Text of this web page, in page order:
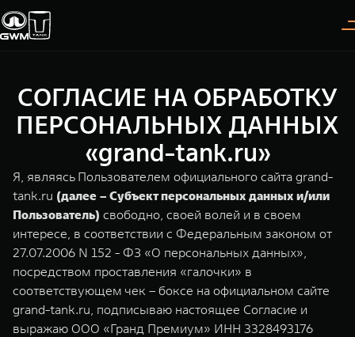
Модели
TANK 300
Следуй за открытиями
от 3 999 000 ₽
TANK 400
За пределы возможного
от 5 599 000 ₽
Покупателям
ВЫБОР АВТОМОБИЛЯ
Спецпредложения
Конфигуратор
Тест-драйв
Зарядные станции
ПОКУПКА АВТОМОБИЛЯ
Владельцам
ГАРАНТИЯ И ПОДДЕРЖКА
Гарантия
Помощь на дороге
Калькулятор ТО
Нулевое ТО
О дилере
ИНФОРМАЦИЯ
О нас
35 лет GWM
GWM ТЕХ ДЕНЬ
Новости
СОГЛАСИЕ НА ОБРАБОТКУ
ПЕРСОНАЛЬНЫХ ДАННЫХ
«grand-tank.ru»
Я, являясь Пользователем официального сайта grand-
tank.ru (далее – Субъект персональных данных и/или
Пользователь) свободно, своей волей и в своем
интересе, в соответствии с Федеральным законом от
27.07.2006 N 152 - ФЗ «О персональных данных»,
посредством проставления «галочки» в
соответствующем чек – боксе на официальном сайте
grand-tank.ru, подписываю настоящее Согласие и
выражаю ООО «Гранд Премиум» ИНН 3328493176